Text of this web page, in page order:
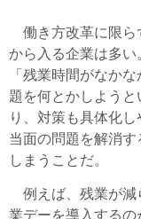
働き方改革に限ら
から入る企業は多
「残業時間がなか
題を何とかしよう
り、対策も具体化し
当面の問題を解消
しまうことだ。
例えば、残業が減
業デーを導入する